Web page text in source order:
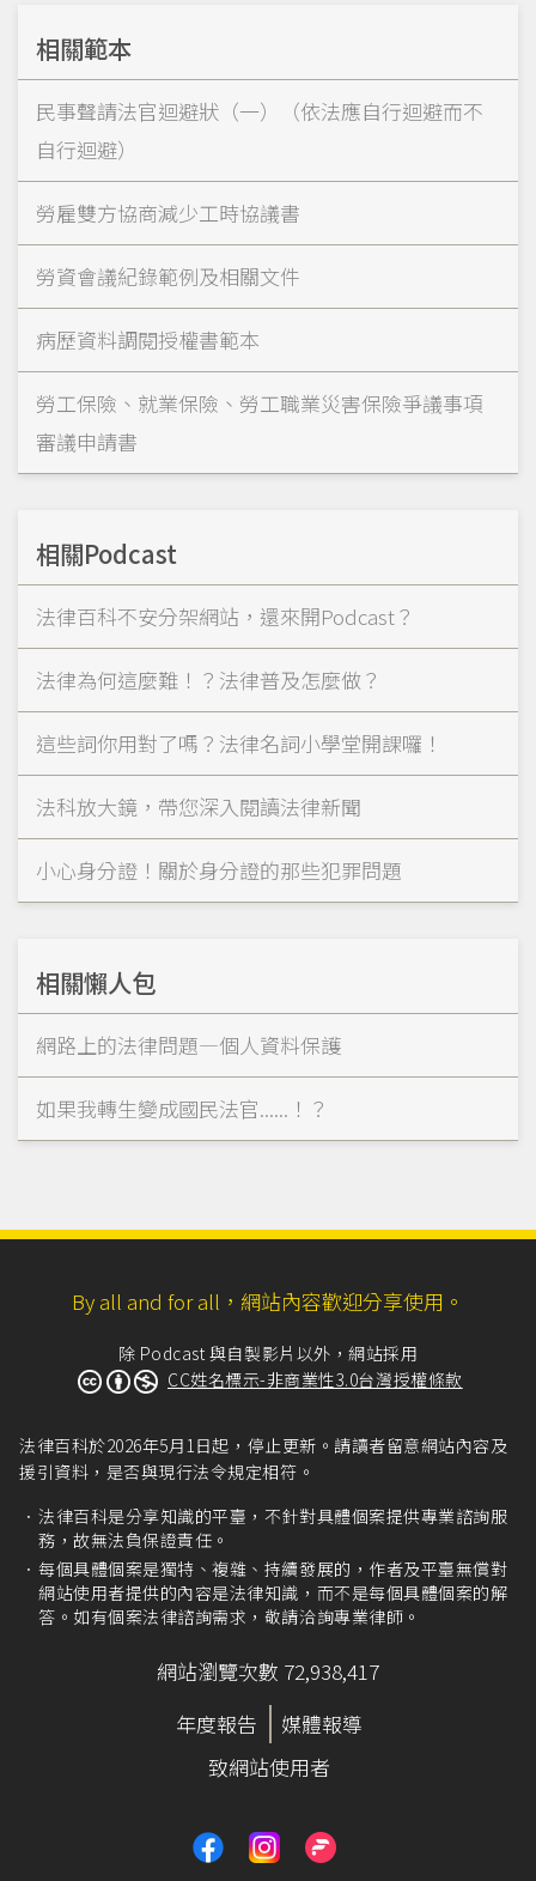
相關範本
民事聲請法官迴避狀（一）（依法應自行迴避而不
自行迴避）
勞雇雙方協商減少工時協議書
勞資會議紀錄範例及相關文件
病歷資料調閱授權書範本
勞工保險、就業保險、勞工職業災害保險爭議事項
審議申請書
相關Podcast
法律百科不安分架網站，還來開Podcast？
法律為何這麼難！？法律普及怎麼做？
這些詞你用對了嗎？法律名詞小學堂開課囉！
法科放大鏡，帶您深入閱讀法律新聞
小心身分證！關於身分證的那些犯罪問題
相關懶人包
網路上的法律問題—個人資料保護
如果我轉生變成國民法官......！？
By all and for all，網站內容歡迎分享使用。
除 Podcast 與自製影片以外，網站採用
CC姓名標示-非商業性3.0台灣授權條款
法律百科於2026年5月1日起，停止更新。請讀者留意網站內容及
援引資料，是否與現行法令規定相符。
法律百科是分享知識的平臺，不針對具體個案提供專業諮詢服
務，故無法負保證責任。
每個具體個案是獨特、複雜、持續發展的，作者及平臺無償對
網站使用者提供的內容是法律知識，而不是每個具體個案的解
答。如有個案法律諮詢需求，敬請洽詢專業律師。
網站瀏覽次數 72,938,417
年度報告
媒體報導
致網站使用者